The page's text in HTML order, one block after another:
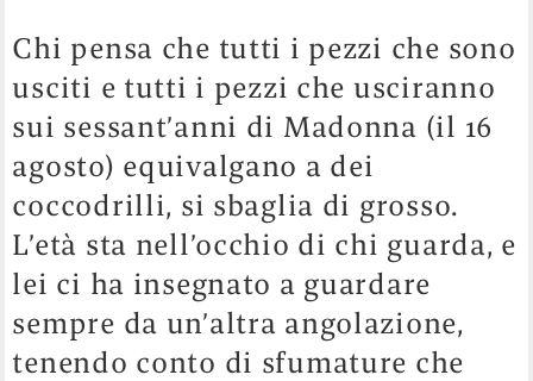
Chi pensa che tutti i pezzi che sono
usciti e tutti i pezzi che usciranno
sui sessant’anni di Madonna (il 16
agosto) equivalgano a dei
coccodrilli, si sbaglia di grosso.
L’età sta nell’occhio di chi guarda, e
lei ci ha insegnato a guardare
sempre da un’altra angolazione,
tenendo conto di sfumature che